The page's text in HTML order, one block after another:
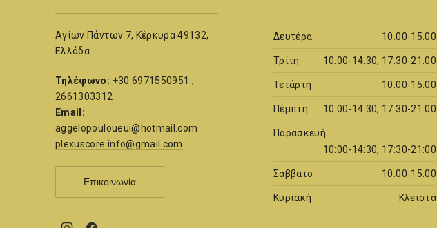
Αγίων Πάντων 7, Κέρκυρα 49132,
Ελλάδα
Τηλέφωνο: +30 6971550951 ,
2661303312
Email:
aggelopouloueui@hotmail.com
plexuscore.info@gmail.com
Επικοινωνία
Δευτέρα 10.00-15.00
Τρίτη 10:00-14:30, 17:30-21:00
Τετάρτη 10:00-15:00
Πέμπτη 10:00-14:30, 17:30-21:00
Παρασκευή
10:00-14:30, 17:30-21:00
Σάββατο 10:00-15:00
Κυριακή Κλειστά